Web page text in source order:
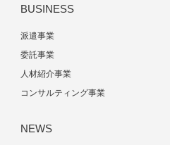
BUSINESS
派遣事業
委託事業
人材紹介事業
コンサルティング事業
NEWS